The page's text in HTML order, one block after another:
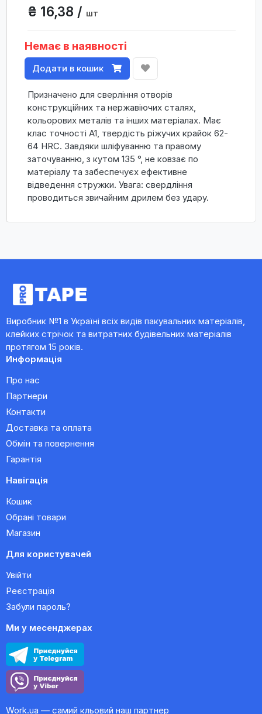
₴ 16,38 / шт
Немає в наявності
Додати в кошик
Призначено для сверління отворів
конструкційних та нержавіючих сталях,
кольорових металів та інших матеріалах. Має
клас точності А1, твердість ріжучих крайок 62-
64 HRC. Завдяки шліфуванню та правому
заточуванню, з кутом 135 °, не ковзає по
матеріалу та забеспечуєх ефективне
відведення стружки. Увага: свердління
проводиться звичайним дрилем без удару.
Виробник №1 в Україні всіх видів пакувальних матеріалів,
клейких стрічок та витратних будівельних матеріалів
протягом 15 років.
Информація
Про нас
Партнери
Контакти
Доставка та оплата
Обмін та повернення
Гарантія
Навігація
Кошик
Обрані товари
Магазин
Для користувачей
Увійти
Реєстрація
Забули пароль?
Ми у месенджерах
Work.ua — самий кльовий наш партнер